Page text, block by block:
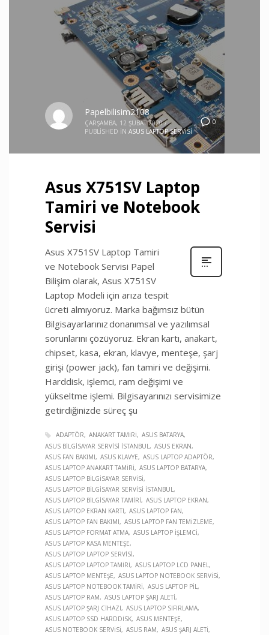
0
Papelbilisim2108
ÇARŞAMBA, 12 ŞUBAT 2020 /
PUBLISHED IN ASUS LAPTOP SERVISI
Asus X751SV Laptop
Tamiri ve Notebook
Servisi
Asus X751SV Laptop Tamiri
ve Notebook Servisi Papel
Bilişim olarak, Asus X751SV
Laptop Modeli için arıza tespit
ücreti almıyoruz. Marka bağımsız bütün
Bilgisayarlarınız donanımsal ve yazılımsal
sorunlarını çözüyoruz. Ekran kartı, anakart,
chipset, kasa, ekran, klavye, menteşe, şarj
girişi (power jack), fan tamiri ve değişimi.
Harddisk, işlemci, ram değişimi ve
yükseltme işlemi. Bilgisayarınızı servisimize
getirdiğinizde süreç şu
ADAPTÖR ANAKART TAMIRI
ASUS BATARYA
ASUS BILGISAYAR SERVISI İSTANBUL ASUS EKRAN
ASUS FAN BAKIMI
ASUS KLAVYE
ASUS LAPTOP ADAPTÖR
ASUS LAPTOP ANAKART TAMIRI
ASUS LAPTOP BATARYA
ASUS LAPTOP BILGISAYAR SERVISI
ASUS LAPTOP BILGISAYAR SERVISI İSTANBUL
ASUS LAPTOP BILGISAYAR TAMIRI
ASUS LAPTOP EKRAN
ASUS LAPTOP EKRAN KARTI
ASUS LAPTOP FAN
ASUS LAPTOP FAN BAKIMI
ASUS LAPTOP FAN TEMIZLEME
ASUS LAPTOP FORMAT ATMA ASUS LAPTOP İŞLEMCI
ASUS LAPTOP KASA MENTEŞE
ASUS LAPTOP LAPTOP SERVISI
ASUS LAPTOP LAPTOP TAMIRI
ASUS LAPTOP LCD PANEL
ASUS LAPTOP MENTEŞE
ASUS LAPTOP NOTEBOOK SERVISI
ASUS LAPTOP NOTEBOOK TAMIRI
ASUS LAPTOP PIL
ASUS LAPTOP RAM
ASUS LAPTOP ŞARJ ALETI
ASUS LAPTOP ŞARJ CIHAZI
ASUS LAPTOP SIFIRLAMA
ASUS LAPTOP SSD HARDDISK ASUS MENTEŞE
ASUS NOTEBOOK SERVISI
ASUS RAM
ASUS ŞARJ ALETI